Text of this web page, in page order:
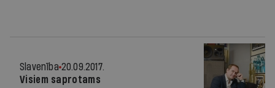
Slavenība 20.09.2017.
Visiem saprotams